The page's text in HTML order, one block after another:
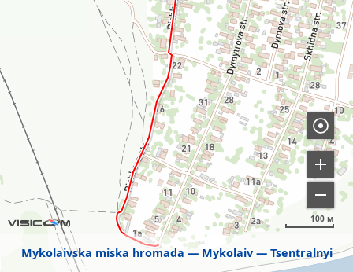
Mykolaivska miska hromada Mykolaiv Tsentralnyi
100 м